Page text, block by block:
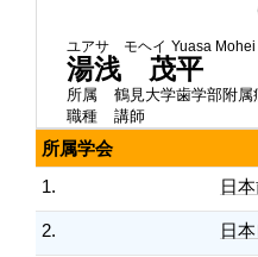
ユアサ モヘイ Yuasa Mohei
湯浅 茂平
所属
鶴見大学歯学部附
職種
講師
所属学会
1.
日
2. 日